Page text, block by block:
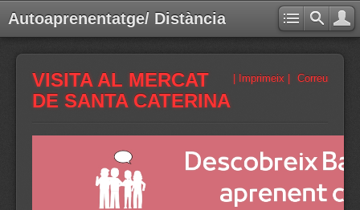
Autoaprenentatge/ Distància
Correu
| Imprimeix |
VISITA AL MERCAT
DE SANTA CATERINA